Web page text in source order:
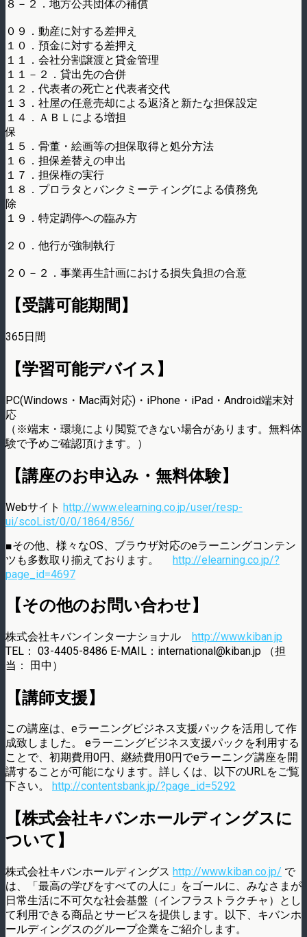
８－２．地方公共団体の補償
０９．動産に対する差押え
１０．預金に対する差押え
１１．会社分割譲渡と貸金管理
１１－２．貸出先の合併
１２．代表者の死亡と代表者交代
１３．社屋の任意売却による返済と新たな担保設定
１４．ＡＢＬによる増担
保
１５．骨董・絵画等の担保取得と処分方法
１６．担保差替えの申出
１７．担保権の実行
１８．プロラタとバンクミーティングによる債務免
除
１９．特定調停への臨み方
２０．他行が強制執行
２０－２．事業再生計画における損失負担の合意
【受講可能期間】
365日間
【学習可能デバイス】
PC(Windows・Mac両対応)・iPhone・iPad・Android端末対
応
（※端末・環境により閲覧できない場合があります。無料体
験で予めご確認頂けます。）
【講座のお申込み・無料体験】
Webサイト http://www.elearning.co.jp/user/resp-
ui/scoList/0/0/1864/856/
■その他、様々なOS、ブラウザ対応のeラーニングコンテン
ツも多数取り揃えております。 http://elearning.co.jp/?
page_id=4697
【その他のお問い合わせ】
株式会社キバンインターナショナル http://www.kiban.jp
TEL： 03-4405-8486 E-MAIL：international@kiban.jp （担
当： 田中）
【講師支援】
この講座は、eラーニングビジネス支援パックを活用して作
成致しました。 eラーニングビジネス支援パックを利用する
ことで、初期費用0円、継続費用0円でeラーニング講座を開
講することが可能になります。詳しくは、以下のURLをご覧
下さい。
http://contentsbank.jp/?page_id=5292
【株式会社キバンホールディングスに
ついて】
株式会社キバンホールディングス http://www.kiban.co.jp/ で
は、「最高の学びをすべての人に」をゴールに、みなさまが
日常生活に不可欠な社会基盤（インフラストラクチャ）とし
て利用できる商品とサービスを提供します。以下、キバンホ
ールディングスのグループ企業をご紹介します。